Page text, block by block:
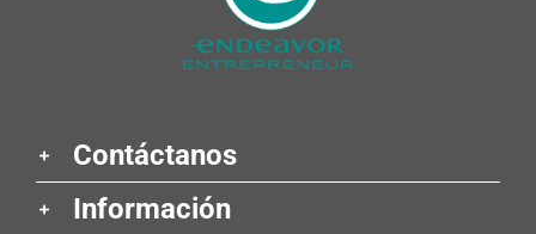
Contáctanos
Información